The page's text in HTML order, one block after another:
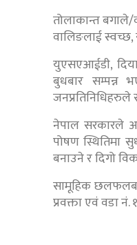
तोलाकान्त बगाले/
वालिङलाई स्वच्छ,
युएसएआईडी,
बुधबार सम्पन्न
जनप्रतिनिधिहरुले
नेपाल सरकारले
पोषण स्थितिमा
बनाउने र दिगो
सामूहिक
प्रवक्ता एवं वडा